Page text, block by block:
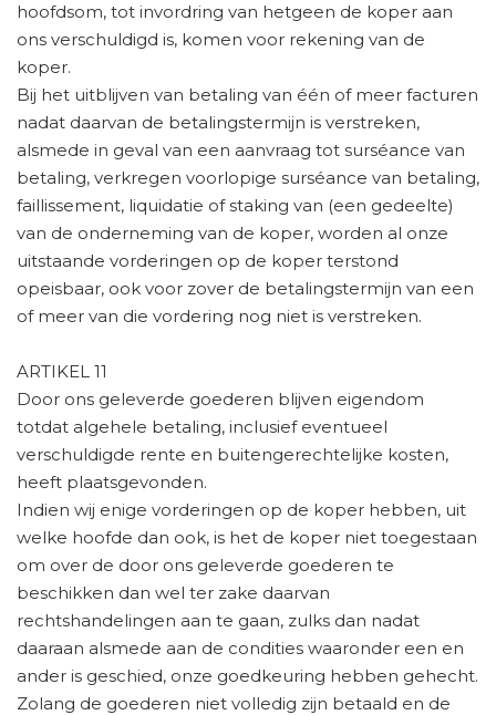
hoofdsom, tot invordring van hetgeen de koper aan
ons verschuldigd is, komen voor rekening van de
koper.
Bij het uitblijven van betaling van één of meer facturen
nadat daarvan de betalingstermijn is verstreken,
alsmede in geval van een aanvraag tot surséance van
betaling, verkregen voorlopige surséance van betaling,
faillissement, liquidatie of staking van (een gedeelte)
van de onderneming van de koper, worden al onze
uitstaande vorderingen op de koper terstond
opeisbaar, ook voor zover de betalingstermijn van een
of meer van die vordering nog niet is verstreken.
ARTIKEL 11
Door ons geleverde goederen blijven eigendom
totdat algehele betaling, inclusief eventueel
verschuldigde rente en buitengerechtelijke kosten,
heeft plaatsgevonden.
Indien wij enige vorderingen op de koper hebben, uit
welke hoofde dan ook, is het de koper niet toegestaan
om over de door ons geleverde goederen te
beschikken dan wel ter zake daarvan
rechtshandelingen aan te gaan, zulks dan nadat
daaraan alsmede aan de condities waaronder een en
ander is geschied, onze goedkeuring hebben gehecht.
Zolang de goederen niet volledig zijn betaald en de